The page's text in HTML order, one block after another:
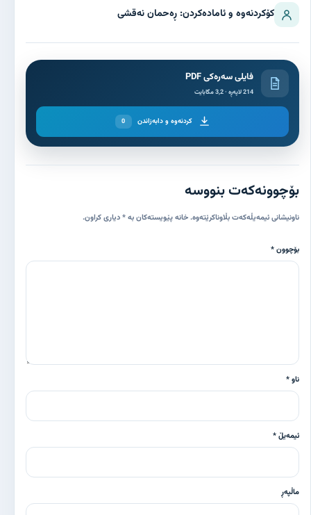
کۆکردنەوە و ئامادەکردن: ڕەحمان نەقشی
فایلی سەرەکی PDF
214 لاپەڕە · 3,2 مگابایت
کردنەوە و دابەزاندن 0
بۆچوونەکەت بنووسە
ناونیشانی ئیمەیڵەکەت بڵاوناکرێتەوە. خانە پێویستەکان بە * دیاری کراون.
بۆچوون *
ناو *
ئیمەیڵ *
ماڵپەڕ